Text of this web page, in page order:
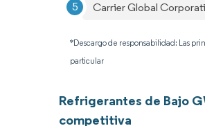
Carrier Global
*Descargo de responsabilidad: Las
particular
Refrigerantes de Bajo
competitiva